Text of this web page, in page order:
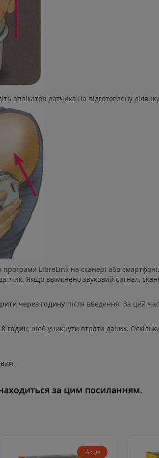
аплікатор датчика на підготовлену
LibreLink на сканері або
Якщо ввімкнено звуковий сигнал,
через годину після введення. За цей
годин, щоб уникнути втрати даних.
за цим посиланням.
Акція